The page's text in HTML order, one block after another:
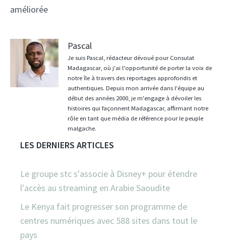
améliorée
Pascal
Je suis Pascal, rédacteur dévoué pour Consulat
Madagascar, où j'ai l'opportunité de porter la voix de
notre île à travers des reportages approfondis et
authentiques. Depuis mon arrivée dans l'équipe au
début des années 2000, je m'engage à dévoiler les
histoires qui façonnent Madagascar, affirmant notre
rôle en tant que média de référence pour le peuple
malgache.
LES DERNIERS ARTICLES
Le groupe stc s'associe à Disney+ pour étendre
l'accès au streaming en Arabie Saoudite
Le Kenya fait progresser son programme de
centres numériques avec 588 sites dans tout le
pays